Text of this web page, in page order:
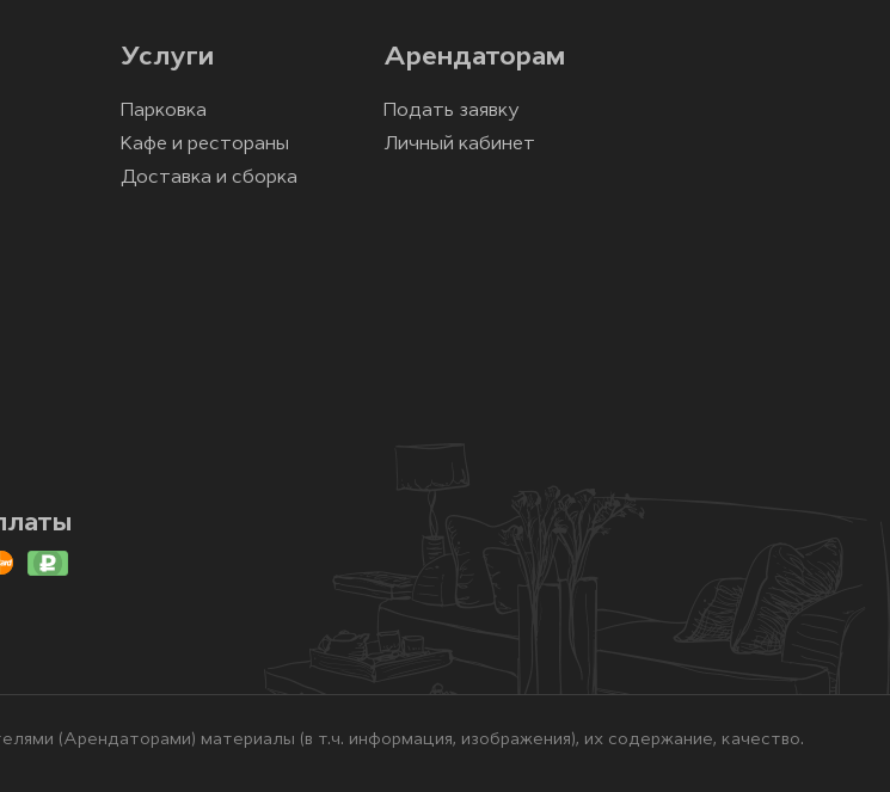
Услуги
Парковка
Кафе и рестораны
Доставка и сборка
Арендаторам
Подать заявку
Личный кабинет
(Арендаторами) материалы (в т.ч. информация, изображения), их содержание, качество.